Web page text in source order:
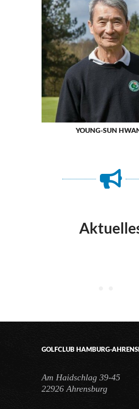
YOUNG-SUN
GOLFCLUB HAMBURG-
Am Haidschlag 39-45
22926 Ahrensburg